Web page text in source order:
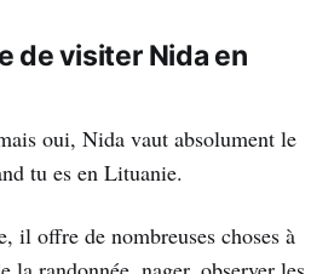
de visiter Nida en
oui, Nida vaut absolument le
tu es en Lituanie.
il offre de nombreuses choses à